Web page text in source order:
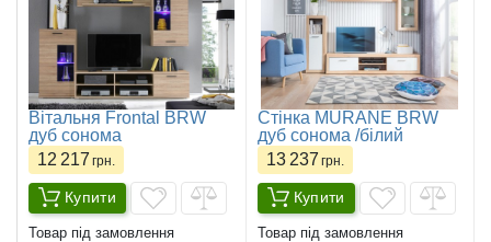
Вітальня Frontal BRW
дуб сонома
12 217 грн.
Купити
Товар під замовлення
Стінка MURANE BRW
дуб cонома /білий
13 237 грн.
Купити
Товар під замовлення